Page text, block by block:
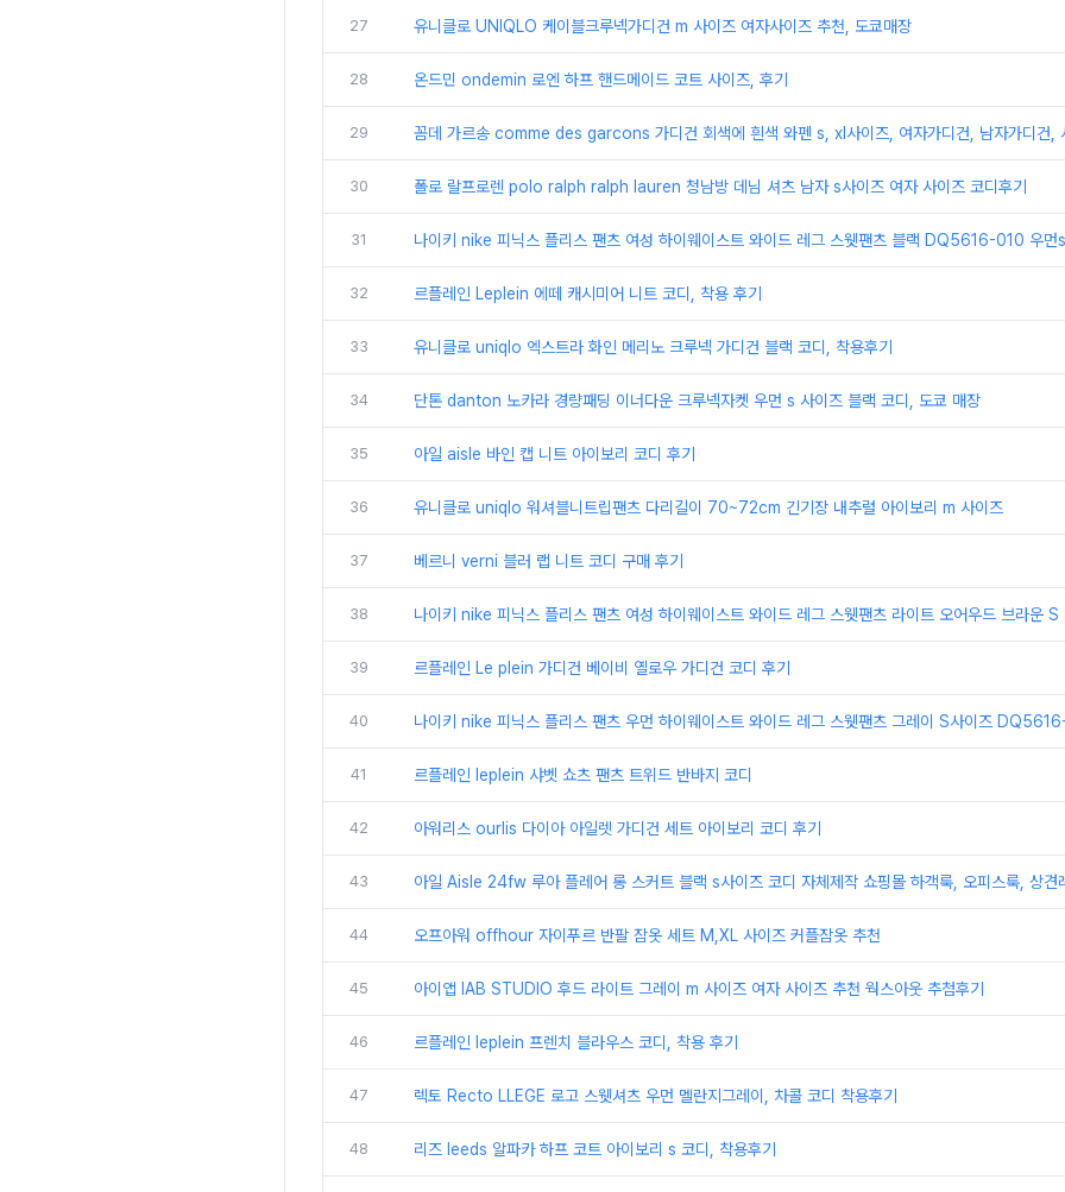
27 유니클로 UNIQLO 케이블크루넥가디건 m 사이즈 여자사이즈 추천, 도쿄매장
28 온드민 ondemin 로엔 하프 핸드메이드 코트 사이즈, 후기
29 꼼데 가르송 comme des garcons 가디건 회색에 흰색 와펜 s, xl사이즈, 여자가디건, 남자가디건,
30 폴로 랄프로렌 polo ralph ralph lauren 청남방 데님 셔츠 남자 s사이즈 여자 사이즈 코디후기
31 나이키 nike 피닉스 플리스 팬츠 여성 하이웨이스트 와이드 레그 스웻팬츠 블랙 DQ5616-010 우먼
32 르플레인 Leplein 에떼 캐시미어 니트 코디, 착용 후기
33 유니클로 uniqlo 엑스트라 화인 메리노 크루넥 가디건 블랙 코디, 착용후기
34 단톤 danton 노카라 경량패딩 이너다운 크루넥자켓 우먼 s 사이즈 블랙 코디, 도쿄 매장
35 아일 aisle 바인 캡 니트 아이보리 코디 후기
36 유니클로 uniqlo 워셔블니트립팬츠 다리길이 70~72cm 긴기장 내추럴 아이보리 m 사이즈
37 베르니 verni 블러 랩 니트 코디 구매 후기
38 나이키 nike 피닉스 플리스 팬츠 여성 하이웨이스트 와이드 레그 스웻팬츠 라이트 오어우드 브라
39 르플레인 Le plein 가디건 베이비 옐로우 가디건 코디 후기
40 나이키 nike 피닉스 플리스 팬츠 우먼 하이웨이스트 와이드 레그 스웻팬츠 그레이 S사이즈
41 르플레인 leplein 샤벳 쇼츠 팬츠 트위드 반바지 코디
42 아워리스 ourlis 다이아 아일렛 가디건 세트 아이보리 코디 후기
43 아일 Aisle 24fw 루아 플레어 롱 스커트 블랙 s사이즈 코디 자체제작 쇼핑몰 하객룩, 오피스룩, 상견
44 오프아워 offhour 자이푸르 반팔 잠옷 세트 M,XL 사이즈 커플잠옷 추천
45 아이앱 IAB STUDIO 후드 라이트 그레이 m 사이즈 여자 사이즈 추천 웍스아웃 추첨후기
46 르플레인 leplein 프렌치 블라우스 코디, 착용 후기
47 렉토 Recto LLEGE 로고 스웻셔츠 우먼 멜란지그레이, 차콜 코디 착용후기
48 리즈 leeds 알파카 하프 코트 아이보리 s 코디, 착용후기